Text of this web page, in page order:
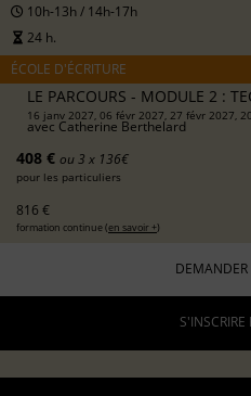
10h-13h / 14h-17h
24 h.
ÉCOLE D'ÉCRITURE
LE PARCOURS - MODULE 2 :
16 janv 2027, 06 févr 2027, 27 févr 2027,
avec Catherine Berthelard
408 € ou 3 x 136€
pour les particuliers
816 €
formation continue (en savoir +)
DEMANDER
S'INSCRIRE